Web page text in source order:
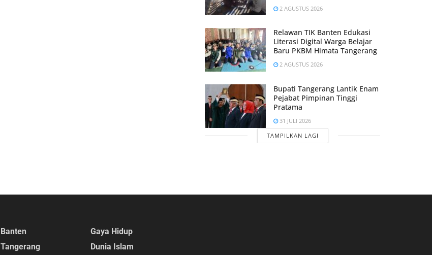
2 AGUSTUS 2026
Relawan TIK Banten Edukasi
Literasi Digital Warga Belajar
Baru PKBM Himata Tangerang
2 AGUSTUS 2026
Bupati Tangerang Lantik Enam
Pejabat Pimpinan Tinggi
Pratama
31 JULI 2026
TAMPILKAN LAGI
Banten
Tangerang
Gaya Hidup
Dunia Islam